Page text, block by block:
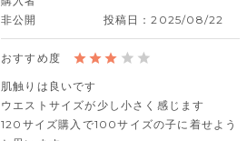
非公開
投稿日 2025/08/22
肌触りは良いです
ウエストサイズが少し小さく感じます
120サイズ購入で100サイズの子に着せよう